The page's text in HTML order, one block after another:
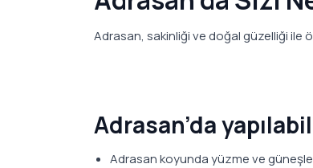
Adrasan, sakinliği ve doğal güzelliği ile
Adrasan’da
Adrasan koyunda yüzme ve